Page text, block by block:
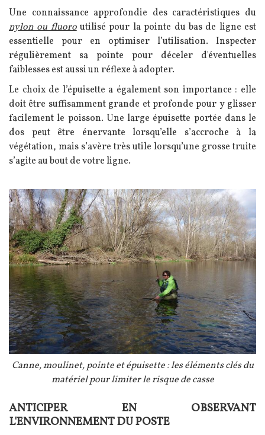
Une connaissance approfondie des caractéristiques du
nylon ou fluoroutilisé pour la pointe du bas de ligne est
essentielle pour en optimiser l’utilisation. Inspecter
régulièrement sa pointe pour déceler d'éventuelles
faiblesses est aussi un réflexe à adopter.
Le choix de l’épuisette a également son importance : elle
doit être suffisamment grande et profonde pour y glisser
facilement le poisson. Une large épuisette portée dans le
dos peut être énervante lorsqu’elle s’accroche à la
végétation, mais s’avère très utile lorsqu’une grosse truite
s’agite au bout de votre ligne.
Image
Légende
Canne, moulinet, pointe et épuisette : les éléments clés du
matériel pour limiter le risque de casse
Texte
ANTICIPER EN OBSERVANT
L'ENVIRONNEMENT DU POSTE